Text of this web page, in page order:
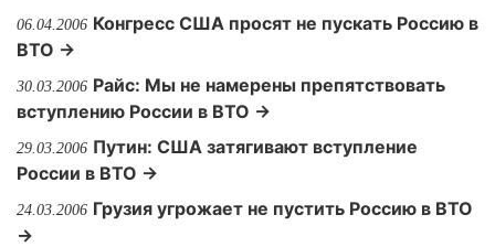
06.04.2006 Конгресс США просят не пускать Россию в
ВТО →
30.03.2006 Райс: Мы не намерены препятствовать
вступлению России в ВТО →
29.03.2006 Путин: США затягивают вступление
России в ВТО →
24.03.2006 Грузия угрожает не пустить Россию в ВТО
→